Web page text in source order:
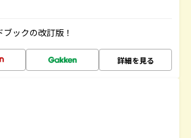
ックの改訂版！
詳細を見る